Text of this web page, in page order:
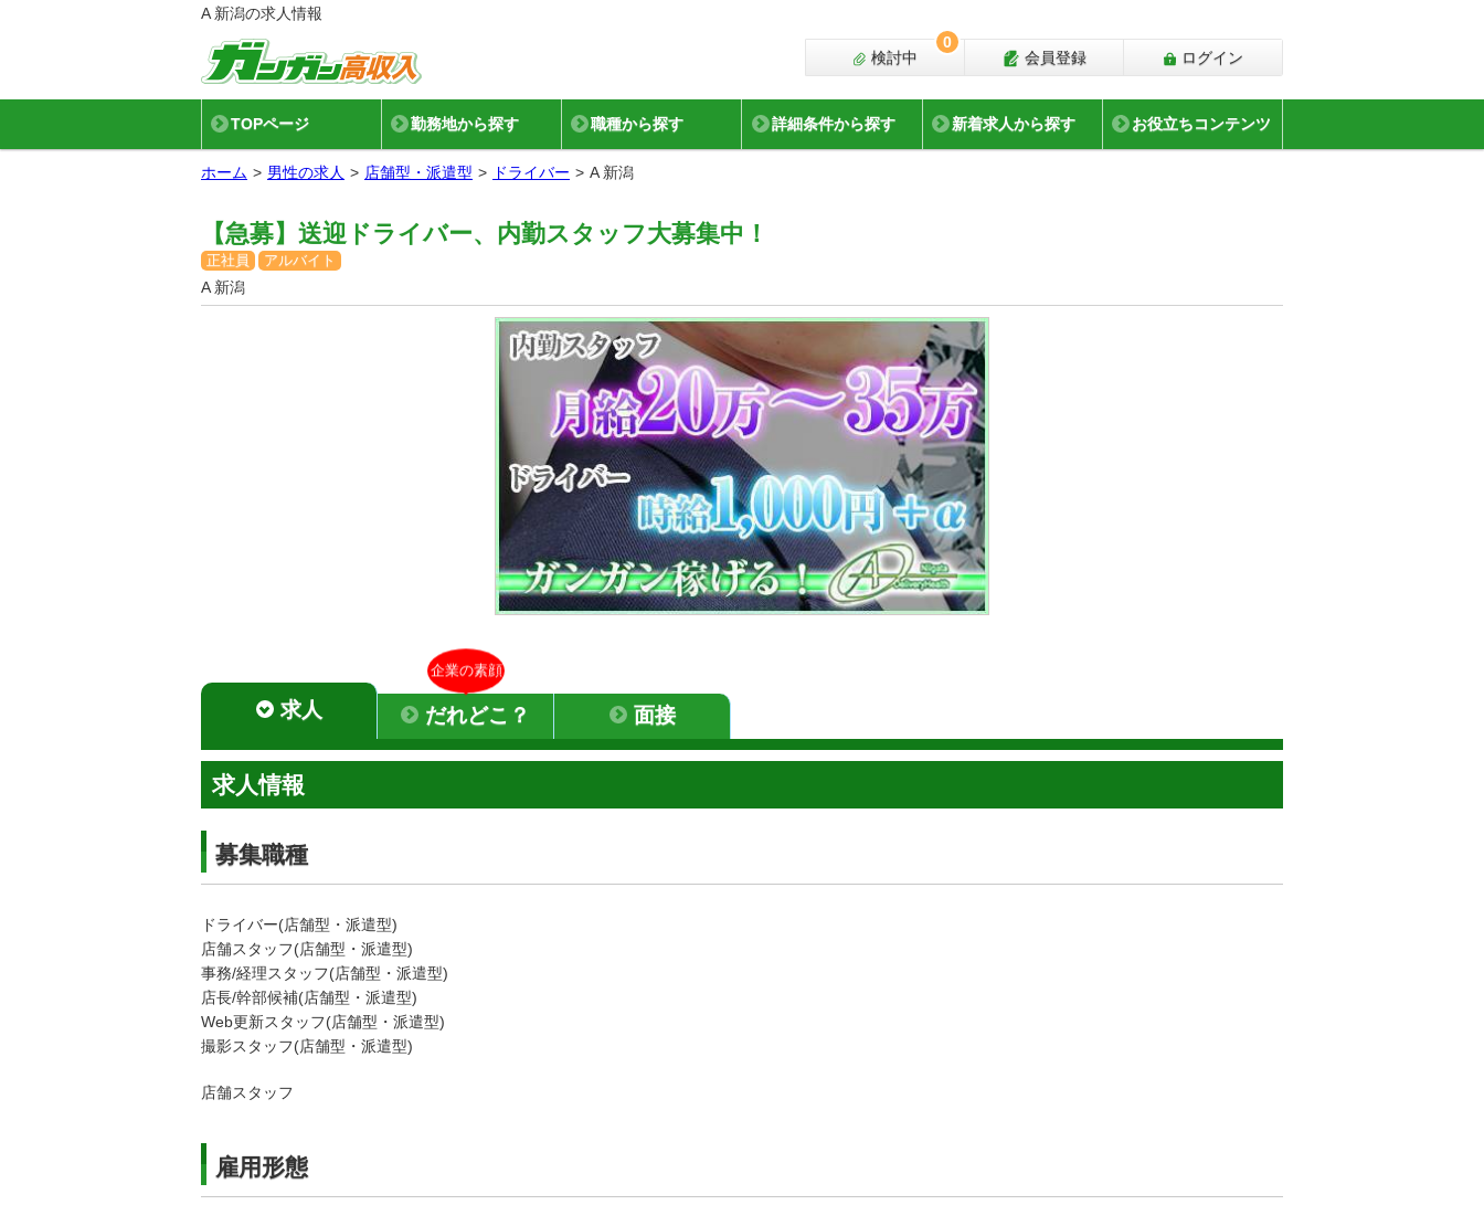
A 新潟の求人情報
ログイン
会員登録
検討中
0
TOPページ 勤務地から探す 職種から探す 詳細条件から探す 新着求人から探す お役立ちコンテンツ
ホーム 男性の求人 店舗型・派遣型 ドライバー A 新潟
【急募】送迎ドライバー、内勤スタッフ大募集中！
正社員 アルバイト
A 新潟
求人
企業の素顔
だれどこ？ 面接
求人情報
募集職種
ドライバー(店舗型・派遣型)
店舗スタッフ(店舗型・派遣型)
事務/経理スタッフ(店舗型・派遣型)
店長/幹部候補(店舗型・派遣型)
Web更新スタッフ(店舗型・派遣型)
撮影スタッフ(店舗型・派遣型)
店舗スタッフ
雇用形態